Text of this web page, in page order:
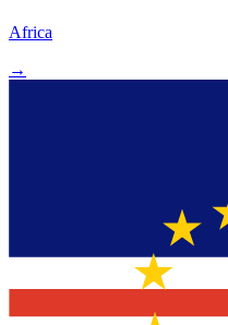
Africa
→